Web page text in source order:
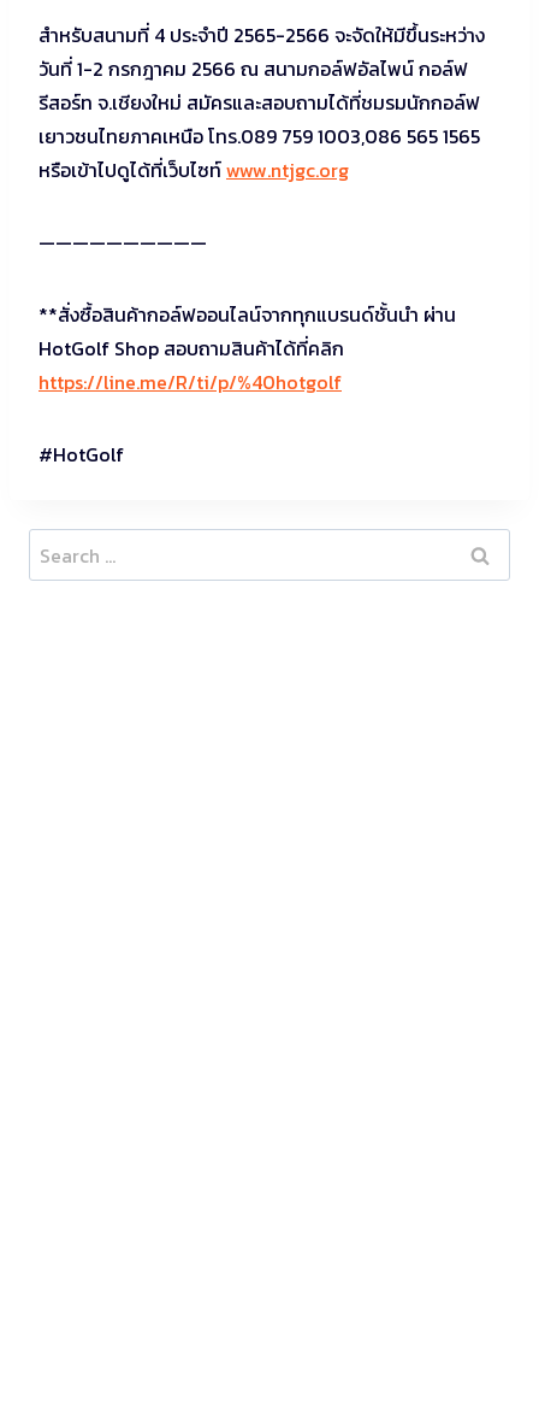
สำหรับสนามที่ 4 ประจำปี 2565-2566 จะจัดให้มีขึ้นระหว่าง
วันที่ 1-2 กรกฎาคม 2566 ณ สนามกอล์ฟอัลไพน์ กอล์ฟ
รีสอร์ท จ.เชียงใหม่ สมัครและสอบถามได้ที่ชมรมนักกอล์ฟ
เยาวชนไทยภาคเหนือ โทร.089 759 1003,086 565 1565
หรือเข้าไปดูได้ที่เว็บไซท์www.ntjgc.org
——————————
**สั่งซื้อสินค้ากอล์ฟออนไลน์จากทุกแบรนด์ชั้นนำ ผ่าน
HotGolf Shop สอบถามสินค้าได้ที่คลิก
https://line.me/R/ti/p/%40hotgolf
#HotGolf
Search
for: